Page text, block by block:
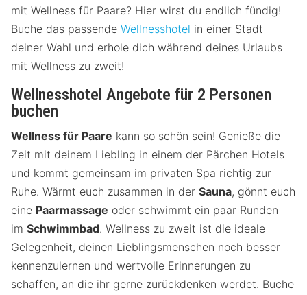
mit Wellness für Paare? Hier wirst du endlich fündig!
Buche das passende Wellnesshotel in einer Stadt
deiner Wahl und erhole dich während deines Urlaubs
mit Wellness zu zweit!
Wellnesshotel Angebote für 2 Personen
buchen
Wellness für Paare kann so schön sein! Genieße die
Zeit mit deinem Liebling in einem der Pärchen Hotels
und kommt gemeinsam im privaten Spa richtig zur
Ruhe. Wärmt euch zusammen in der Sauna, gönnt euch
eine Paarmassage oder schwimmt ein paar Runden
im Schwimmbad. Wellness zu zweit ist die ideale
Gelegenheit, deinen Lieblingsmenschen noch besser
kennenzulernen und wertvolle Erinnerungen zu
schaffen, an die ihr gerne zurückdenken werdet. Buche